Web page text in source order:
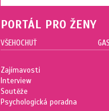
PORTÁL PRO ŽENY
VŠEHOCHUŤ
Zajímavosti
Interview
Soutěže
Psychologická poradna